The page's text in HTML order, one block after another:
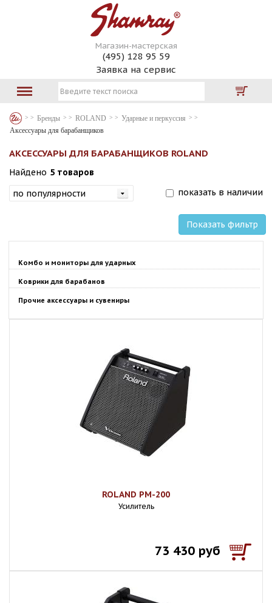
Магазин-мастерская
(495) 128 95 59
Заявка на сервис
Бренды ROLAND
Ударные и перкуссия
Аксессуары для барабанщиков
АКСЕССУАРЫ ДЛЯ БАРАБАНЩИКОВ ROLAND
Найдено 5 товаров
показать в наличии
Показать фильтр
Комбо и мониторы для ударных
Коврики для барабанов
Прочие аксессуары и сувениры
ROLAND PM-200
Усилитель
73 430 руб